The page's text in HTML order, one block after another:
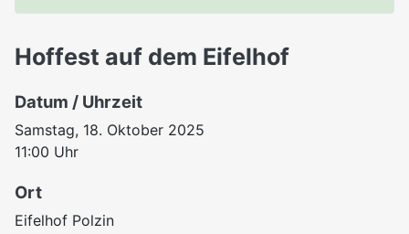
Hoffest auf dem Eifelhof
Datum / Uhrzeit
Samstag, 18. Oktober 2025
11:00 Uhr
Ort
Eifelhof Polzin